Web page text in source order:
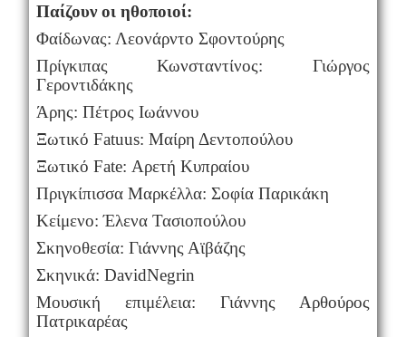
Παίζουν οι ηθοποιοί:
Φαίδωνας: Λεονάρντο Σφοντούρης
Πρίγκιπας Κωνσταντίνος: Γιώργος
Γεροντιδάκης
Άρης: Πέτρος Ιωάννου
Ξωτικό Fatuus: Μαίρη Δεντοπούλου
Ξωτικό Fate: Αρετή Κυπραίου
Πριγκίπισσα Μαρκέλλα: Σοφία Παρικάκη
Κείμενο: Έλενα Τασιοπούλου
Σκηνοθεσία: Γιάννης Αϊβάζης
Σκηνικά: DavidNegrin
Μουσική επιμέλεια: Γιάννης Αρθούρος
Πατρικαρέας